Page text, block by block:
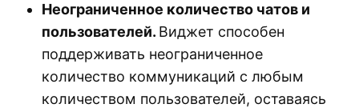
Неограниченное количество чатов и
пользователей. Виджет способен
поддерживать неограниченное
количество коммуникаций с любым
количеством пользователей, оставаясь